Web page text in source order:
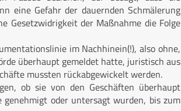
eine Gefahr der dauernden Schmälerung
Gesetzwidrigkeit der Maßnahme die Folge
im Nachhinein(!), also ohne,
überhaupt gemeldet hatte, juristisch aus
mussten rückabgewickelt werden.
ob sie von den Geschäften überhaupt
oder untersagt wurden, bis zum